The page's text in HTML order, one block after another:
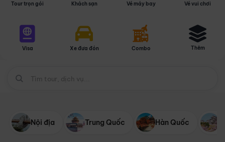
Tour trọn gói Khách sạn Vé máy bay Vé vui chơi
Visa Xe đưa đón Combo Thêm
Nội địa Trung Quốc Hàn Quốc